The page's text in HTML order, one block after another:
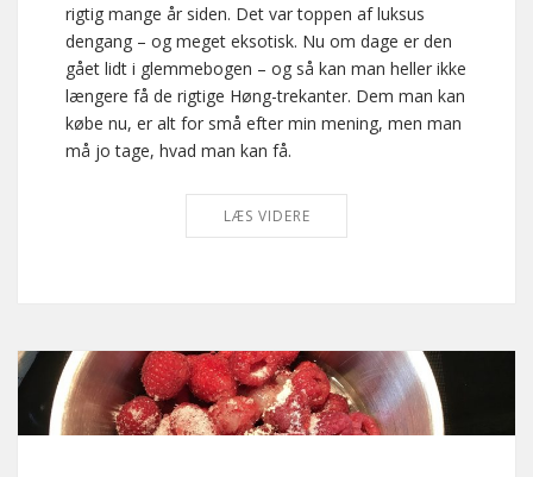
rigtig mange år siden. Det var toppen af luksus
dengang – og meget eksotisk. Nu om dage er den
gået lidt i glemmebogen – og så kan man heller ikke
længere få de rigtige Høng-trekanter. Dem man kan
købe nu, er alt for små efter min mening, men man
må jo tage, hvad man kan få.
LÆS VIDERE